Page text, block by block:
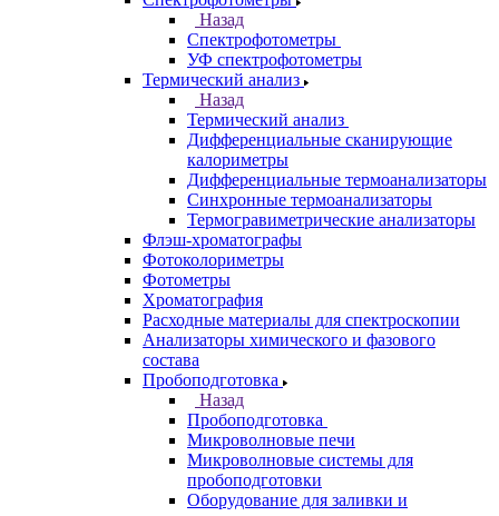
Наборы для определения компонентов
Оборудование для определения
нефтепродуктов
Подготовка образцов
Приборы для биотестирования
Назад
Приборы для биотестирования
Флуориметр
Климатостаты
Культиваторы водорослей
Рентгеновские дифрактометры
Спектрофотометры
Назад
Спектрофотометры
УФ спектрофотометры
Термический анализ
Назад
Термический анализ
Дифференциальные сканирующие
калориметры
Дифференциальные термоанализаторы
Синхронные термоанализаторы
Термогравиметрические анализаторы
Флэш-хроматографы
Фотоколориметры